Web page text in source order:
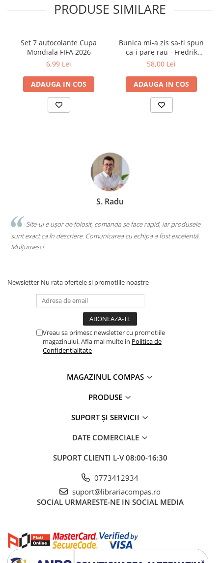
PRODUSE SIMILARE
Set 7 autocolante Cupa
Mondiala FIFA 2026
6,99 Lei
ADAUGA IN COS
Bunica mi-a zis sa-ti spun
ca-i pare rau - Fredrik
Backman
58,00 Lei
ADAUGA IN COS
S. Radu
Site-ul e ușor de folosit, comanda se face rapid, iar produsele
sunt exact ca în descriere. Comunicarea cu echipa a fost excelentă.
Mulțumesc!
Newsletter Nu rata ofertele si promotiile noastre
Vreau sa primesc newsletter cu promotiile
magazinului. Afla mai multe in Politica de
Confidentialitate
MAGAZINUL COMPAS
PRODUSE
SUPORT ȘI SERVICII
DATE COMERCIALE
SUPORT CLIENTI L-V 08:00-16:30
0773412934
suport@librariacompas.ro
SOCIAL URMARESTE-NE IN SOCIAL MEDIA